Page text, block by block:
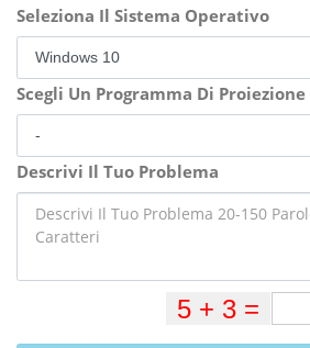
Seleziona Il Sistema Operativo
Scegli Un Programma Di
Descrivi Il Tuo Problema